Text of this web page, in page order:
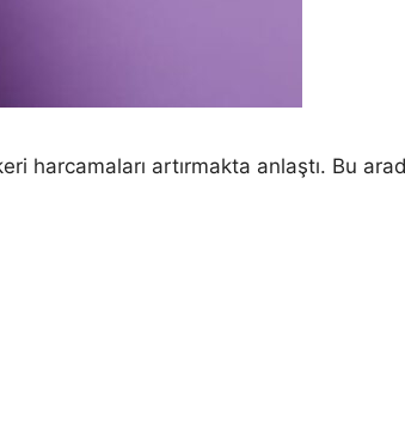
harcamaları artırmakta anlaştı. Bu